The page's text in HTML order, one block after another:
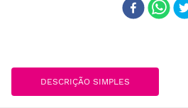
DESCRIÇÃO SIMPLES